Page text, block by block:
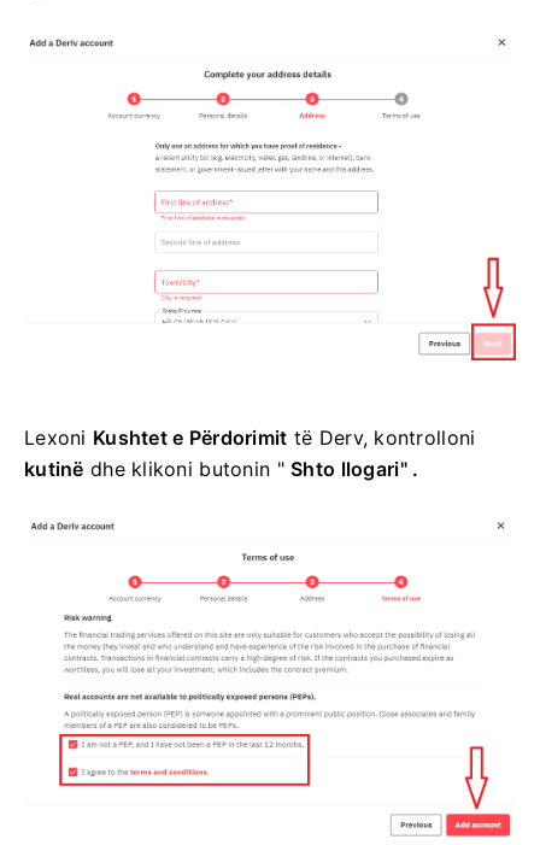
Lexoni Kushtet e Përdorimit të Derv, kontrolloni
kutinë dhe klikoni butonin "Shto llogari" .